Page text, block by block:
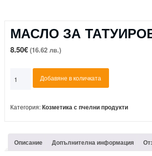
МАСЛО ЗА
8.50€ (16.62 лв.)
за
ЗА
Добавяне в количката
Категория:Козметика с пчелни продукти
Описание Допълнителна информация